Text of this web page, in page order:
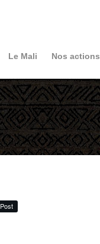
Le Mali Nos actions
Post